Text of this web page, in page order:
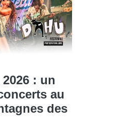
: un
au
des